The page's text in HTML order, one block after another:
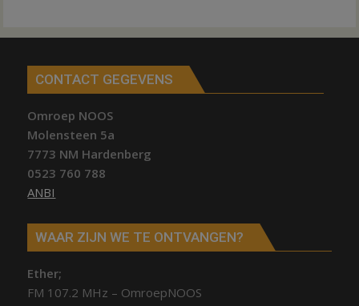
CONTACT GEGEVENS
Omroep NOOS
Molensteen 5a
7773 NM Hardenberg
0523 760 788
ANBI
WAAR ZIJN WE TE ONTVANGEN?
Ether;
FM 107.2 MHz – OmroepNOOS